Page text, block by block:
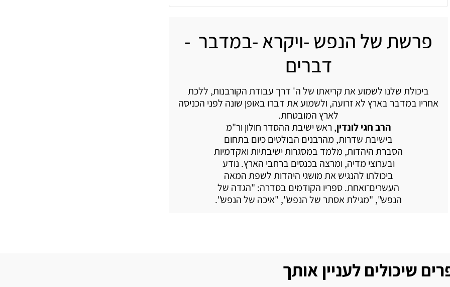
פרשת של הנפש -ויקרא -במדבר -
דברים
ביכולת שלנו לשמוע את קריאתו של ה' דרך עבודת הקורבנות, ללכת
אחריו במדבר בארץ לא זרועה, ולשמוע את דברו באופן שונה לפני הכניסה
לארץ המובטחת.
הרב חגי לונדין, ראש ישיבת ההסדר חולון ור"מ
בישיבת שדרות, מהרבנים הבולטים כיום בתחום
הסברת היהדות, מלמד במסגרות ישיבתיות ואקדמיות
ובערוצי מדיה, ומרצה בכנסים ברחבי הארץ. נודע
ביכולתו להנגיש את מושגי היהדות לשפת המאה
העשרים־ואחת. ספריו הקודמים בסדרה: "הגדה של
הנפש", "מגילת אסתר של הנפש", "איכה של הנפש".
שיכולים לעניין אותך